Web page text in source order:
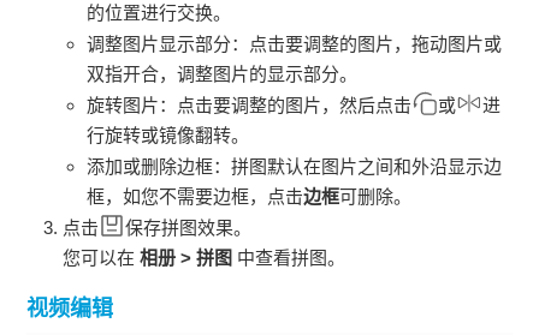
的位置进行交换。
调整图片显示部分：点击要调整的图片，拖动图片或
双指开合，调整图片的显示部分。
旋转图片：点击要调整的图片，然后点击
或
进
行旋转或镜像翻转。
添加或删除边框：拼图默认在图片之间和外沿显示边
框，如您不需要边框，点击边框可删除。
点击
保存拼图效果。
您可以在 相册 >拼图 中查看拼图。
视频编辑